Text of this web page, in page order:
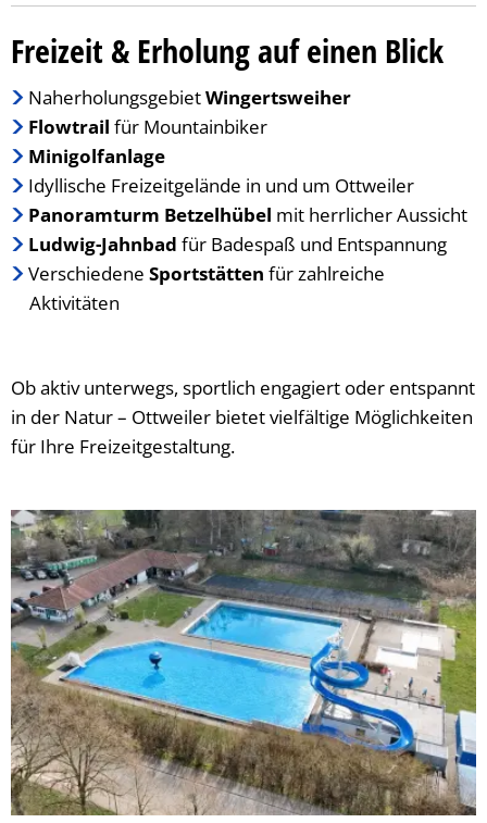
Freizeit & Erholung auf einen Blick
NaherholungsgebietWingertsweiher
Flowtrail für Mountainbiker
Minigolfanlage
Idyllische Freizeitgelände in und um Ottweiler
Panoramturm Betzelhübel mit herrlicher Aussicht
Ludwig-Jahnbad für Badespaß und Entspannung
VerschiedeneSportstätten für zahlreiche
Aktivitäten
Ob aktiv unterwegs, sportlich engagiert oder entspannt
in der Natur – Ottweiler bietet vielfältige Möglichkeiten
für Ihre Freizeitgestaltung.